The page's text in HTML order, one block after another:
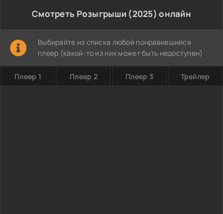
Смотреть Розыгрыши (2025) онлайн
Выбирайте из списка любой понравившийся
плеер (какой-то из них может быть недоступен)
Плеер 1 Плеер 2 Плеер 3 Трейлер